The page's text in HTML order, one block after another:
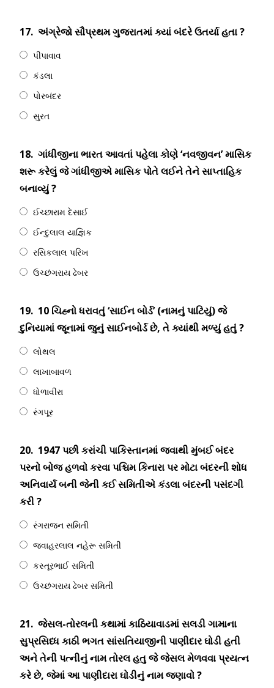
17. અંગ્રેજો સૌપ્રથમ ગુજરાતમાં ક્યાં બંદરે ઉતર્યા હતા ?
પીપાવાવ
કંડલા
પોરબંદર
સુરત
18. ગાંધીજીના ભારત આવતાં પહેલા કોણે ‘નવજીવન’ માસિક
શરૂ કરેલું જે ગાંધીજીએ માસિક પોતે લઈને તેને સાપ્તાહિક
બનાવ્યું ?
ઈચ્છારામ દેસાઈ
ઈન્દુલાલ યાજ્ઞિક
રસિકલાલ પરિખ
ઉચ્છંગરાય ઢેબર
19. 10 ચિહ્‍નો ધરાવતું ‘સાઈન બોર્ડ’ (નામનું પાટિયું) જે
દુનિયામાં જૂનામાં જુનું સાઈનબોર્ડ છે, તે ક્યાંથી મળ્યું હતું ?
લોથલ
લાખાબાવળ
ધોળાવીરા
રંગપૂર
20. 1947 પછી કરાંચી પાકિસ્તાનમાં જવાથી મુંબઈ બંદર
પરનો બોજ હળવો કરવા પશ્ચિમ કિનારા પર મોટા બંદરની શોધ
અનિવાર્ય બની જેની કઈ સમિતીએ કંડલા બંદરની પસંદગી
કરી ?
રંગરાજન સમિતી
જવાહરલાલ નહેરૂ સમિતી
કસ્તૂરભાઈ સમિતી
ઉચ્છંગરાય ઢેબર સમિતી
21. જેસલ-તોરલની કથામાં કાઠિયાવાડમાં સલડી ગામાના
સુપ્રસિધ્ધ કાઠી ભગત સાંસતિયાજીની પાણીદાર ઘોડી હતી
અને તેની પત્નીનું નામ તોરલ હતુ જે જેસલ મેળવવા પ્રયત્ન
કરે છે, જેમાં આ પાણીદારા ઘોડીનું નામ જણાવો ?